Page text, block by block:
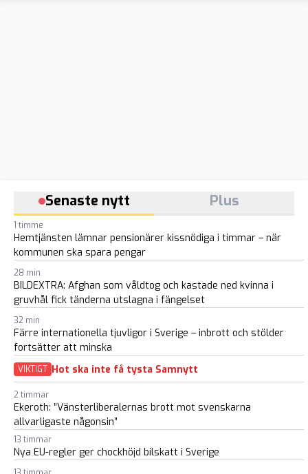
Senaste nytt Plus
1 timme
Hemtjänsten lämnar pensionärer kissnödiga i timmar – när
kommunen ska spara pengar
28 min
BILDEXTRA: Afghan som våldtog och kastade ned kvinna i
gruvhål fick tänderna utslagna i fängelset
32 min
Färre internationella tjuvligor i Sverige – inbrott och stölder
fortsätter att minska
VIKTIGT Hot ska inte få tysta Samnytt
2 timmar
Ekeroth: ”Vänsterliberalernas brott mot svenskarna
allvarligaste någonsin”
13 timmar
Nya EU-regler ger chockhöjd bilskatt i Sverige